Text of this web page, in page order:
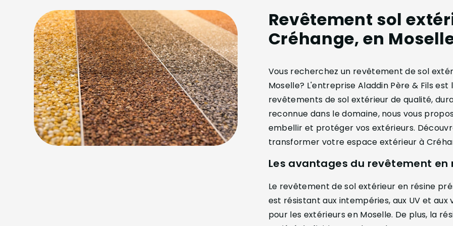
Revêtement sol
Créhange, en
Vous recherchez un revêtement de sol
Moselle? L'entreprise Aladdin Père & Fils
revêtements de sol extérieur de qualité,
reconnue dans le domaine, nous vous
embellir et protéger vos extérieurs.
transformer votre espace extérieur à
Les avantages du revêtement en
Le revêtement de sol extérieur en résine
est résistant aux intempéries, aux UV et
pour les extérieurs en Moselle. De plus, la